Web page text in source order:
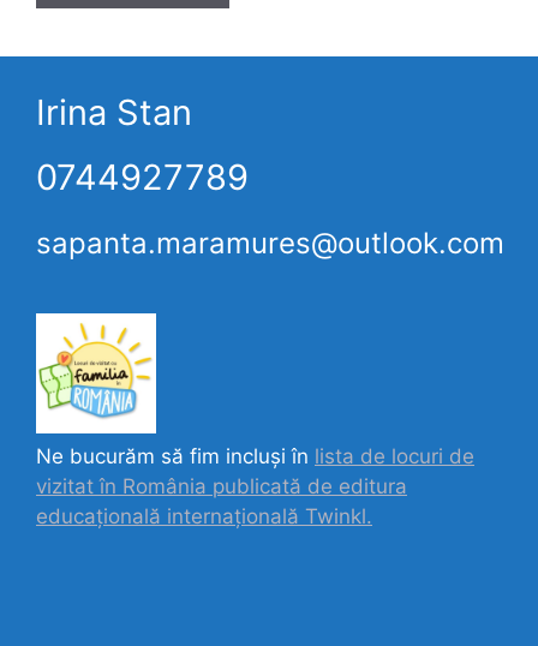
Irina Stan
0744927789
sapanta.maramures@outlook.com
Ne bucurăm să fim incluși în lista de locuri de
vizitat în România publicată de editura
educațională internațională Twinkl.